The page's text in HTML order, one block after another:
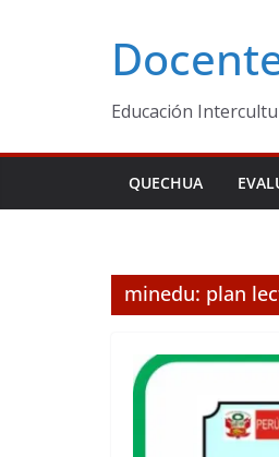
Educación
QUECHUA
minedu: plan